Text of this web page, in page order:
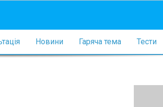
Новини Гаряча тема Тести